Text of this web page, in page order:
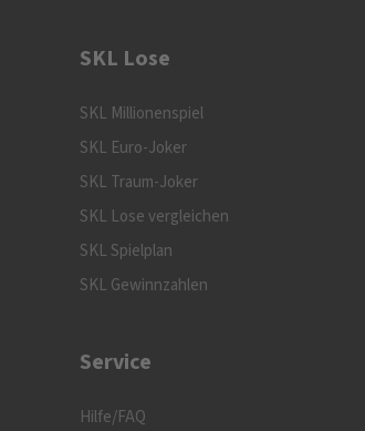
SKL Lose
SKL Millionenspiel
SKL Euro-Joker
SKL Traum-Joker
SKL Lose vergleichen
SKL Spielplan
SKL Gewinnzahlen
Service
Hilfe/FAQ